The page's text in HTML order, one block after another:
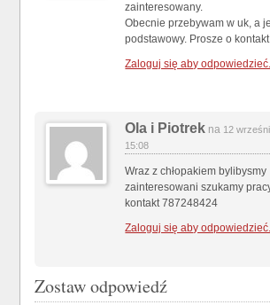
zainteresowany.
Obecnie przebywam w uk, a
podstawowy. Prosze o kontakt
Zaloguj się aby odpowiedzieć.
Ola i Piotrek na 12
15:08
Wraz z chłopakiem bylibysmy
zainteresowani szukamy
kontakt 787248424
Zaloguj się aby odpowiedzieć.
Zostaw odpowiedź